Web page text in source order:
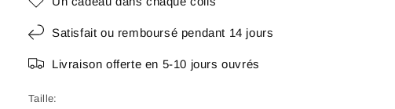
Satisfait ou remboursé pendant 14 jours
Livraison offerte en 5-10 jours ouvrés
Taille: